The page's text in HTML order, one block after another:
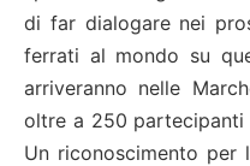
di far dialogare nei
ferrati al mondo su
arriveranno nelle
oltre a 250 partecipanti
Un riconoscimento per